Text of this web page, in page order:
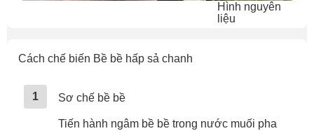
Hình nguyên
liệu
Cách chế biến Bề bề hấp sả chanh
1 Sơ chế bề bề
Tiến hành ngâm bề bề trong nước muối pha